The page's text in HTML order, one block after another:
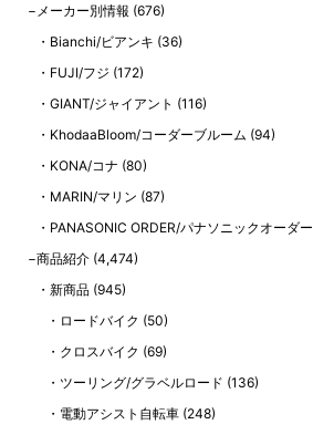
メーカー別情報 (676)
Bianchi/ビアンキ (36)
FUJI/フジ (172)
GIANT/ジャイアント (116)
KhodaaBloom/コーダーブルーム (94)
KONA/コナ (80)
MARIN/マリン (87)
PANASONIC ORDER/パナソニックオーダー
商品紹介 (4,474)
新商品 (945)
ロードバイク (50)
クロスバイク (69)
ツーリング/グラベルロード (136)
電動アシスト自転車(248)